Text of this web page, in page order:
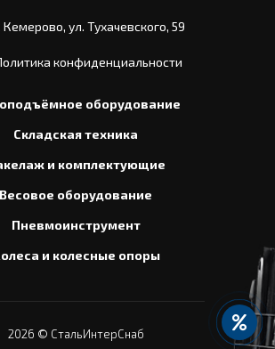
Кемерово, ул. Тухачевского, 59
конфиденциальности
оборудование
Складская техника
и комплектующие
Весовое оборудование
Пневмоинструмент
и колесные опоры
2026 © СтальИнтерСнаб